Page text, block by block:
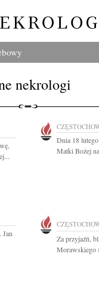
nekrologi
Dnia 18
Matki Bożej
Za przyjaźń,
Morawskiego